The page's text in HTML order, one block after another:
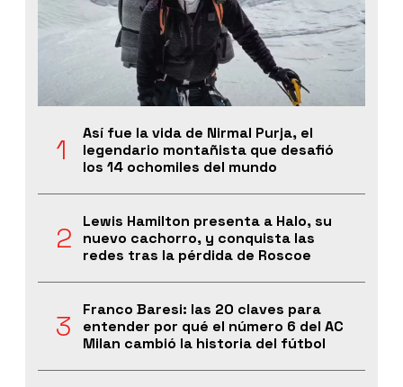
Así fue la vida de Nirmal Purja, el
legendario montañista que desafió
los 14 ochomiles del mundo
Lewis Hamilton presenta a Halo, su
nuevo cachorro, y conquista las
redes tras la pérdida de Roscoe
Franco Baresi: las 20 claves para
entender por qué el número 6 del AC
Milan cambió la historia del fútbol